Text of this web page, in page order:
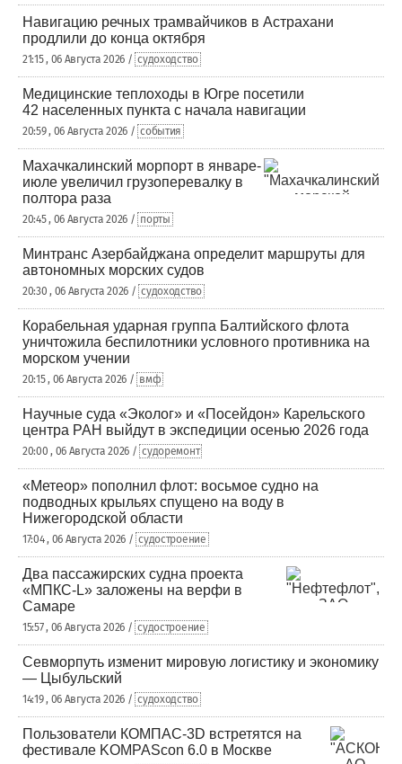
Навигацию речных трамвайчиков в Астрахани
продлили до конца октября
21:15 , 06 Августа 2026 / судоходство
Медицинские теплоходы в Югре посетили
42 населенных пункта с начала навигации
20:59 , 06 Августа 2026 / события
Махачкалинский морпорт в январе-
июле увеличил грузоперевалку в
полтора раза
20:45 , 06 Августа 2026 / порты
Минтранс Азербайджана определит маршруты для
автономных морских судов
20:30 , 06 Августа 2026 / судоходство
Корабельная ударная группа Балтийского флота
уничтожила беспилотники условного противника на
морском учении
20:15 , 06 Августа 2026 / вмф
Научные суда «Эколог» и «Посейдон» Карельского
центра РАН выйдут в экспедиции осенью 2026 года
20:00 , 06 Августа 2026 / судоремонт
«Метеор» пополнил флот: восьмое судно на
подводных крыльях спущено на воду в
Нижегородской области
17:04 , 06 Августа 2026 / судостроение
Два пассажирских судна проекта
«МПКС-L» заложены на верфи в
Самаре
15:57 , 06 Августа 2026 / судостроение
Севморпуть изменит мировую логистику и экономику
— Цыбульский
14:19 , 06 Августа 2026 / судоходство
Пользователи КОМПАС-3D встретятся на
фестивале KOMPAScon 6.0 в Москве